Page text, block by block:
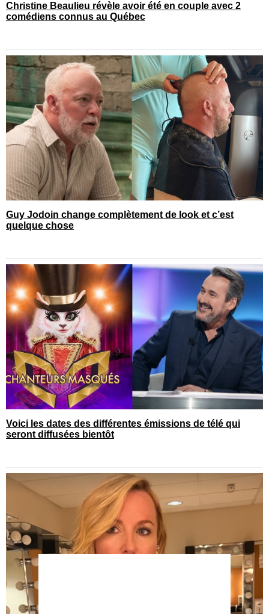
Christine Beaulieu révèle avoir été en couple avec 2
comédiens connus au Québec
Guy Jodoin change complètement de look et c’est
quelque chose
Voici les dates des différentes émissions de télé qui
seront diffusées bientôt